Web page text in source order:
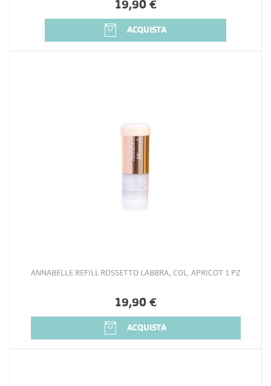
19,90 €
ACQUISTA
ANNABELLE REFILL ROSSETTO LABBRA, COL. APRICOT 1 PZ
19,90 €
ACQUISTA